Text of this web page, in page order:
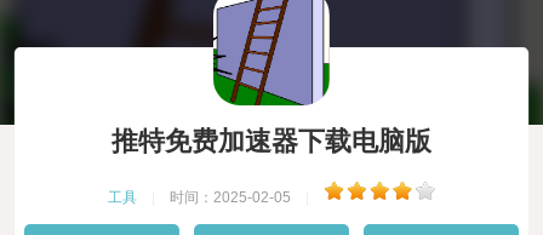
推特免费加速器下载电脑版
工具 时间：2025-02-05